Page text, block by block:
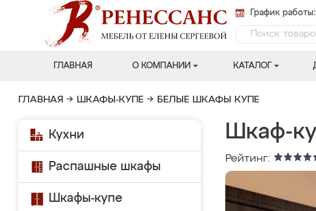
График
ГЛАВНАЯ О КОМПАНИИ КАТАЛОГ
ГЛАВНАЯ → ШКАФЫ-КУПЕ → БЕЛЫЕ ШКАФЫ КУПЕ
Кухни
Распашные шкафы
Шкафы-купе
Шкаф-
Рейтинг: